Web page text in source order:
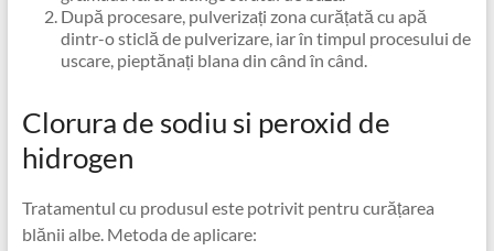
După procesare, pulverizați zona curățată cu apă
dintr-o sticlă de pulverizare, iar în timpul procesului de
uscare, pieptănați blana din când în când.
Clorura de sodiu si peroxid de
hidrogen
Tratamentul cu produsul este potrivit pentru curățarea
blănii albe. Metoda de aplicare: